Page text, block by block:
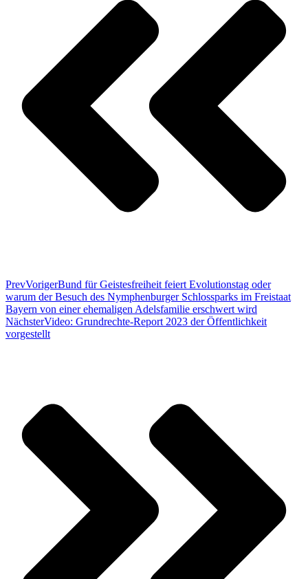
PrevVorigerBund für Geistesfreiheit feiert Evolutionstag oder
warum der Besuch des Nymphenburger Schlossparks im Freistaat
Bayern von einer ehemaligen Adelsfamilie erschwert wird
NächsterVideo: Grundrechte-Report 2023 der Öffentlichkeit
vorgestellt